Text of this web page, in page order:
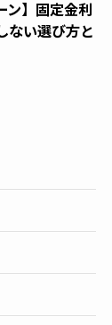
ン】固定金利
ない選び方と